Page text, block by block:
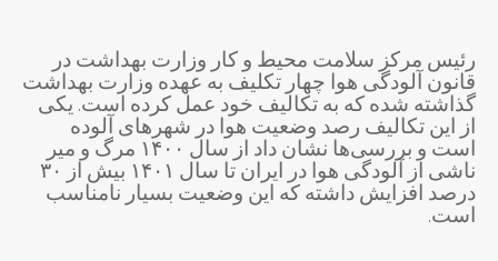
رئیس مرکز سلامت محیط و کار وزارت بهداشت در
قانون آلودگی هوا چهار تکلیف به عهده وزارت بهداشت
گذاشته شده که به تکالیف خود عمل کرده است. یکی
از این تکالیف رصد وضعیت هوا در شهرهای آلوده
است و بررسی‌ها نشان داد از سال ۱۴۰۰ مرگ و میر
ناشی از آلودگی هوا در ایران تا سال ۱۴۰۱ بیش از ۳۰
درصد افزایش داشته که این وضعیت بسیار نامناسب
است.